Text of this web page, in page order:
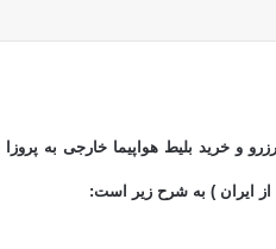
و خرید بلیط هواپیما خارجی به
از ایران ) به شرح زیر است: